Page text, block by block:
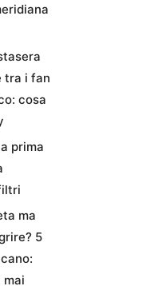
tra i fan
cosa
prima
ma
5
mai